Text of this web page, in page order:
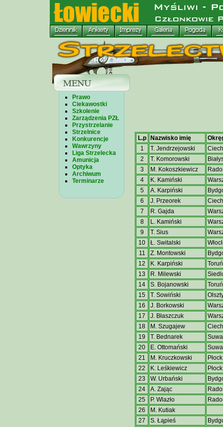
Prawo
Ciekawostki
Szkolenie
Zarządzenia PZŁ
Przystrzelanie
Strzelnice
Konkurencje
Wawrzyny
Liga Strzelecka
Amunicja
Optyka
Archiwum
Terminarze
L.p Nazwisko imię
1
T. Jendrzejowski
2
T. Komorowski
3
M. Kokoszkiewicz
4
K. Kamiński
5
A. Karpiński
6
J. Przeorek
7
R. Gajda
8
L. Kamiński
9
T. Sius
10
Ł. Switalski
11
Z. Montowski
12
K. Karpiński
Toruń
13
R. Milewski
14
S. Bojanowski
Toruń
15
T. Sowiński
16
J. Borkowski
17
J. Błaszczuk
18
M. Szugajew
19
T. Bednarek
20
E. Ottomański
21
M. Kruczkowski
Płock
22
K. Leśkiewicz
Płock
23
W. Urbański
24
A. Zając
25
P. Wlazło
26
M. Kutiak
27
S. Łąpieś